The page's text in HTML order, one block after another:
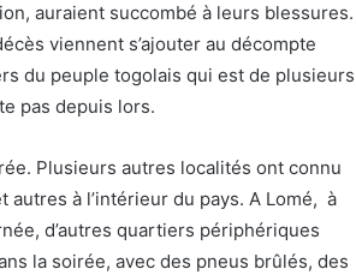
auraient succombé à leurs blessures.
viennent s’ajouter au décompte
du peuple togolais qui est de plusieurs
pas depuis lors.
Plusieurs autres localités ont connu
autres à l’intérieur du pays. A Lomé, à
d’autres quartiers périphériques
la soirée, avec des pneus brûlés, des